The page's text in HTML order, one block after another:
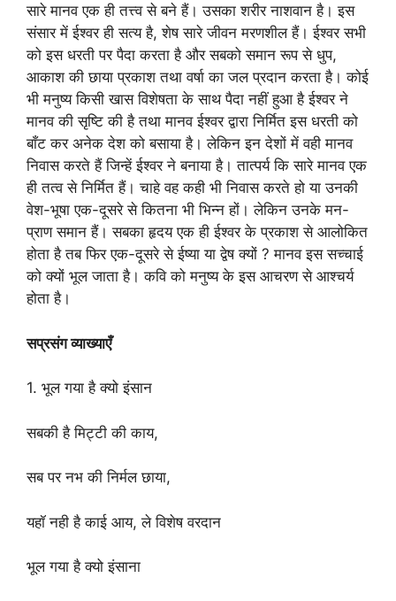
सारे मानव एक ही तत्त्व से बने हैं। उसका शरीर नाशवान है। इस
संसार में ईश्वर ही सत्य है, शेष सारे जीवन मरणशील हैं। ईश्वर सभी
को इस धरती पर पैदा करता है और सबको समान रूप से धुप,
आकाश की छाया प्रकाश तथा वर्षा का जल प्रदान करता है। कोई
भी मनुष्य किसी खास विशेषता के साथ पैदा नहीं हुआ है ईश्वर ने
मानव की सृष्टि की है तथा मानव ईश्वर द्वारा निर्मित इस धरती को
बाँट कर अनेक देश को बसाया है। लेकिन इन देशों में वही मानव
निवास करते हैं जिन्हें ईश्वर ने बनाया है। तात्पर्य कि सारे मानव एक
ही तत्व से निर्मित हैं। चाहे वह कही भी निवास करते हो या उनकी
वेश-भूषा एक-दूसरे से कितना भी भिन्न हों। लेकिन उनके मन-
प्राण समान हैं। सबका हृदय एक ही ईश्वर के प्रकाश से आलोकित
होता है तब फिर एक-दूसरे से ईष्या या द्वेष क्यों ? मानव इस सच्चाई
को क्यों भूल जाता है। कवि को मनुष्य के इस आचरण से आश्चर्य
होता है।
सप्रसंग व्याख्याएँ
1. भूल गया है क्यो इंसान
सबकी है मिट्टी की काय,
सब पर नभ की निर्मल छाया,
यहॉ नही है काई आय, ले विशेष वरदान
भूल गया है क्‍यो इंसाना